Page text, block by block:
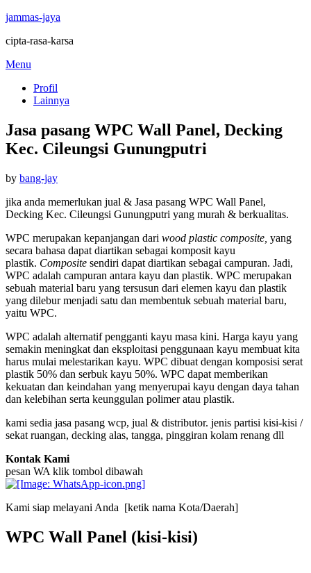
jammas-jaya
cipta-rasa-karsa
Skip
content
Menu
Profil
Lainnya
Jasa pasang WPC Wall Panel, Decking
Kec. Cileungsi Gunungputri
by bang-jayPosted
jika anda memerlukan jual & Jasa pasang WPC Wall Panel,
Decking Kec. Cileungsi Gunungputri yang murah & berkualitas.
WPC merupakan kepanjangan dari wood plastic composite, yang
secara bahasa dapat diartikan sebagai komposit kayu
plastik. Composite sendiri dapat diartikan sebagai campuran. Jadi,
WPC adalah campuran antara kayu dan plastik. WPC merupakan
sebuah material baru yang tersusun dari elemen kayu dan plastik
yang dilebur menjadi satu dan membentuk sebuah material baru,
yaitu WPC.
WPC adalah alternatif pengganti kayu masa kini. Harga kayu yang
semakin meningkat dan eksploitasi penggunaan kayu membuat kita
harus mulai melestarikan kayu. WPC dibuat dengan komposisi serat
plastik 50% dan serbuk kayu 50%. WPC dapat memberikan
kekuatan dan keindahan yang menyerupai kayu dengan daya tahan
dan kelebihan serta keunggulan polimer atau plastik.
kami sedia jasa pasang wcp, jual & distributor. jenis partisi kisi-kisi /
sekat ruangan, decking alas, tangga, pinggiran kolam renang dll
Kontak Kami
pesan WA klik tombol dibawah
Kami siap melayani Anda [ketik nama Kota/Daerah]
WPC Wall Panel (kisi-kisi)